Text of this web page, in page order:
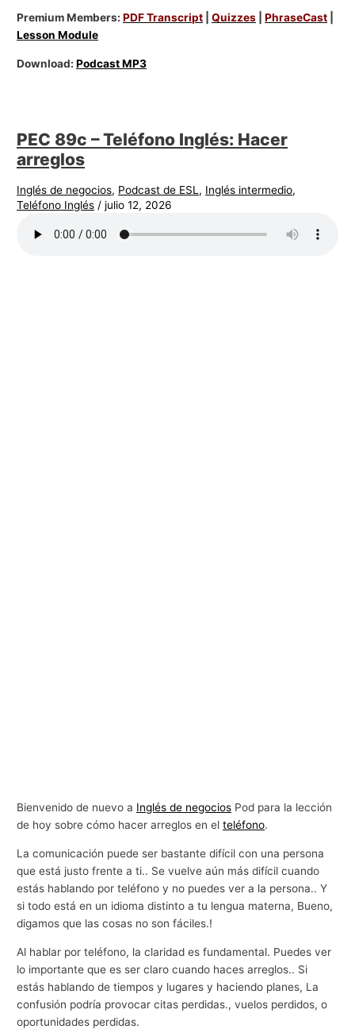
Premium Members:PDF Transcript |Quizzes |PhraseCast
Lesson Module
Download:Podcast MP3
PEC 89c – Teléfono Inglés: Hacer
arreglos
Inglés de negocios, Podcast de ESL , Inglés intermedio,
Teléfono Inglés /julio 12, 2026
Bienvenido de nuevo a Inglés de negocios Pod para la lección
de hoy sobre cómo hacer arreglos en elteléfono.
La comunicación puede ser bastante difícil con una persona
que está justo frente a ti.. Se vuelve aún más difícil cuando
estás hablando por teléfono y no puedes ver a la persona.. Y
si todo está en un idioma distinto a tu lengua materna, Bueno,
digamos que las cosas no son fáciles.!
Al hablar por teléfono, la claridad es fundamental. Puedes ver
lo importante que es ser claro cuando haces arreglos.. Si
estás hablando de tiempos y lugares y haciendo planes, La
confusión podría provocar citas perdidas., vuelos perdidos, o
oportunidades perdidas.